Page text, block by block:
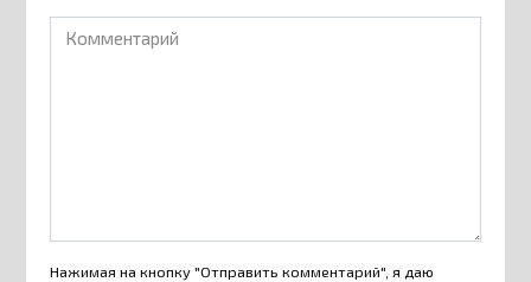
Комментарий
Нажимая на кнопку "Отправить комментарий", я даю